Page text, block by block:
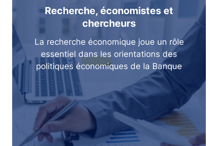
Recherche, économistes et
chercheurs
La recherche économique joue un rôle
essentiel dans les orientations des
politiques économiques de la Banque